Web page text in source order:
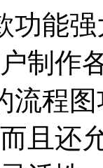
功能
制作
流程
且还